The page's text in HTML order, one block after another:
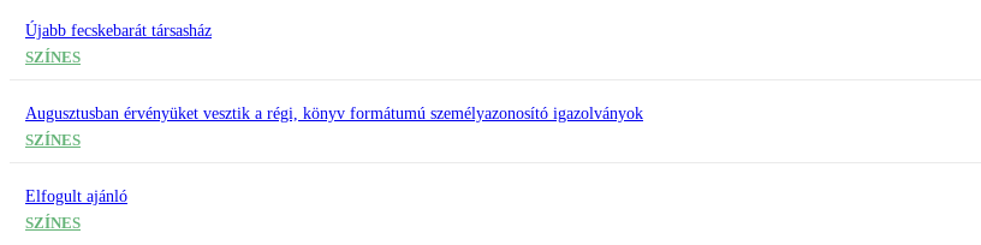
Újabb fecskebarát társasház
SZÍNES
Augusztusban érvényüket vesztik a régi, könyv formátumú személyazonosító igazolványok
SZÍNES
Elfogult ajánló
SZÍNES